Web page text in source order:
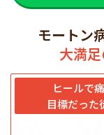
モートン
大満
ヒールで
目標だった